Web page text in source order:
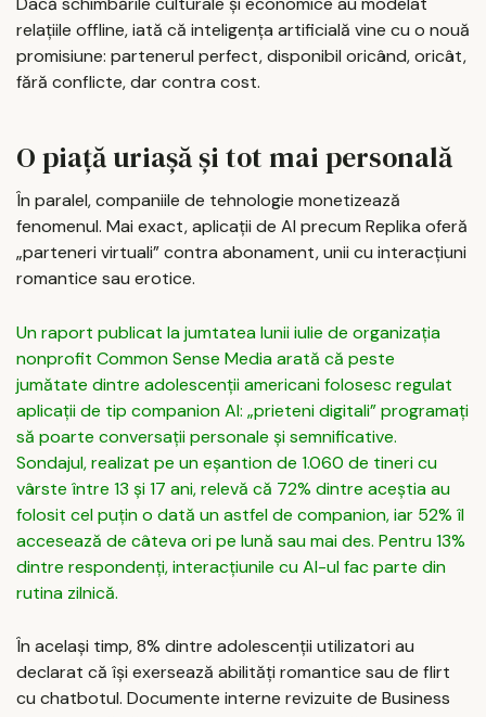
relațiile offline, iată că inteligența artificială vine cu o nouă
promisiune: partenerul perfect, disponibil oricând, oricât,
fără conflicte, dar contra cost.
O piață uriașă și tot mai personală
În paralel, companiile de tehnologie monetizează
fenomenul. Mai exact, aplicații de AI precum Replika oferă
„parteneri virtuali” contra abonament, unii cu interacțiuni
romantice sau erotice.
Un raport publicat la jumtatea lunii iulie de organizația
nonprofit Common Sense Media arată că peste
jumătate dintre adolescenții americani folosesc regulat
aplicații de tip companion AI: „prieteni digitali” programați
să poarte conversații personale și semnificative.
Sondajul, realizat pe un eșantion de 1.060 de tineri cu
vârste între 13 și 17 ani, relevă că 72% dintre aceștia au
folosit cel puțin o dată un astfel de companion, iar 52% îl
accesează de câteva ori pe lună sau mai des. Pentru 13%
dintre respondenți, interacțiunile cu AI-ul fac parte din
rutina zilnică.
În același timp, 8% dintre adolescenții utilizatori au
declarat că își exersează abilități romantice sau de flirt
cu chatbotul. Documente interne revizuite de Business